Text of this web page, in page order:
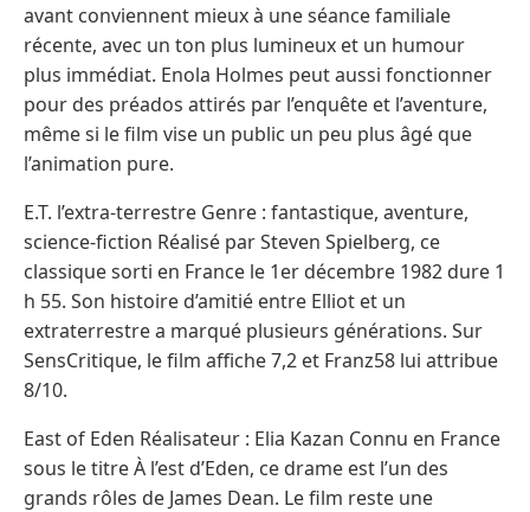
avant conviennent mieux à une séance familiale
récente, avec un ton plus lumineux et un humour
plus immédiat. Enola Holmes peut aussi fonctionner
pour des préados attirés par l’enquête et l’aventure,
même si le film vise un public un peu plus âgé que
l’animation pure.
E.T. l’extra-terrestre Genre : fantastique, aventure,
science-fiction Réalisé par Steven Spielberg, ce
classique sorti en France le 1er décembre 1982 dure 1
h 55. Son histoire d’amitié entre Elliot et un
extraterrestre a marqué plusieurs générations. Sur
SensCritique, le film affiche 7,2 et Franz58 lui attribue
8/10.
East of Eden Réalisateur : Elia Kazan Connu en France
sous le titre À l’est d’Eden, ce drame est l’un des
grands rôles de James Dean. Le film reste une